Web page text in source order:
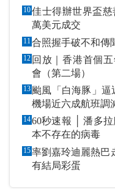
10佳士得辦世界盃慈善拍賣 BTS成員
萬美元成交
11
12 回放｜香港首個
會（第二場）
13 颱風「白海豚」
機場近六成航班調
1460秒速報 │ 潘多拉魔盒已
本不存在的病毒
15率劉嘉玲迪麗熱巴走遍4區謝票
有結局彩蛋